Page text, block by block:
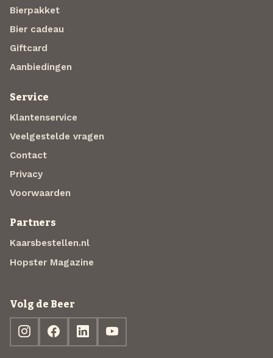
Bierpakket
Bier cadeau
Giftcard
Aanbiedingen
Service
Klantenservice
Veelgestelde vragen
Contact
Privacy
Voorwaarden
Partners
Kaarsbestellen.nl
Hopster Magazine
Volg de Beer